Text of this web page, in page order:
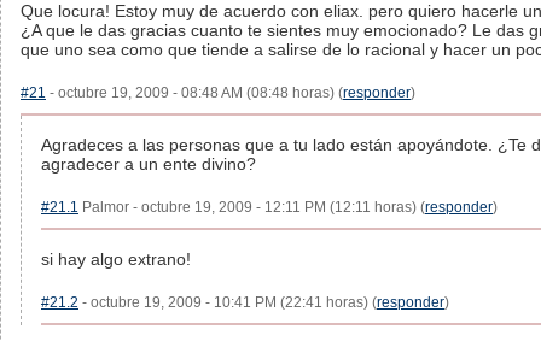
Que locura! Estoy muy de acuerdo con eliax. pero quiero hacerle
¿A que le das gracias cuanto te sientes muy emocionado? Le das
que uno sea como que tiende a salirse de lo racional y hacer un
#21 - octubre 19, 2009 - 08:48 AM (08:48 horas) (responder)
Agradeces a las personas que a tu lado están apoyándote.
agradecer a un ente divino?
#21.1 Palmor - octubre 19, 2009 - 12:11 PM (12:11 horas) (responder)
si hay algo extrano!
#21.2 - octubre 19, 2009 - 10:41 PM (22:41 horas) (responder)